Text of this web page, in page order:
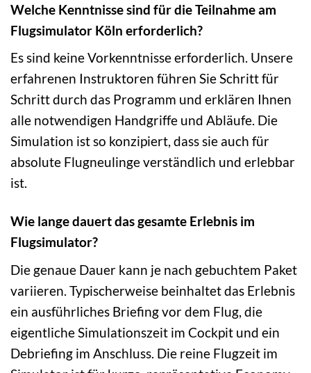
Welche Kenntnisse sind für die Teilnahme am
Flugsimulator Köln erforderlich?
Es sind keine Vorkenntnisse erforderlich. Unsere
erfahrenen Instruktoren führen Sie Schritt für
Schritt durch das Programm und erklären Ihnen
alle notwendigen Handgriffe und Abläufe. Die
Simulation ist so konzipiert, dass sie auch für
absolute Flugneulinge verständlich und erlebbar
ist.
Wie lange dauert das gesamte Erlebnis im
Flugsimulator?
Die genaue Dauer kann je nach gebuchtem Paket
variieren. Typischerweise beinhaltet das Erlebnis
ein ausführliches Briefing vor dem Flug, die
eigentliche Simulationszeit im Cockpit und ein
Debriefing im Anschluss. Die reine Flugzeit im